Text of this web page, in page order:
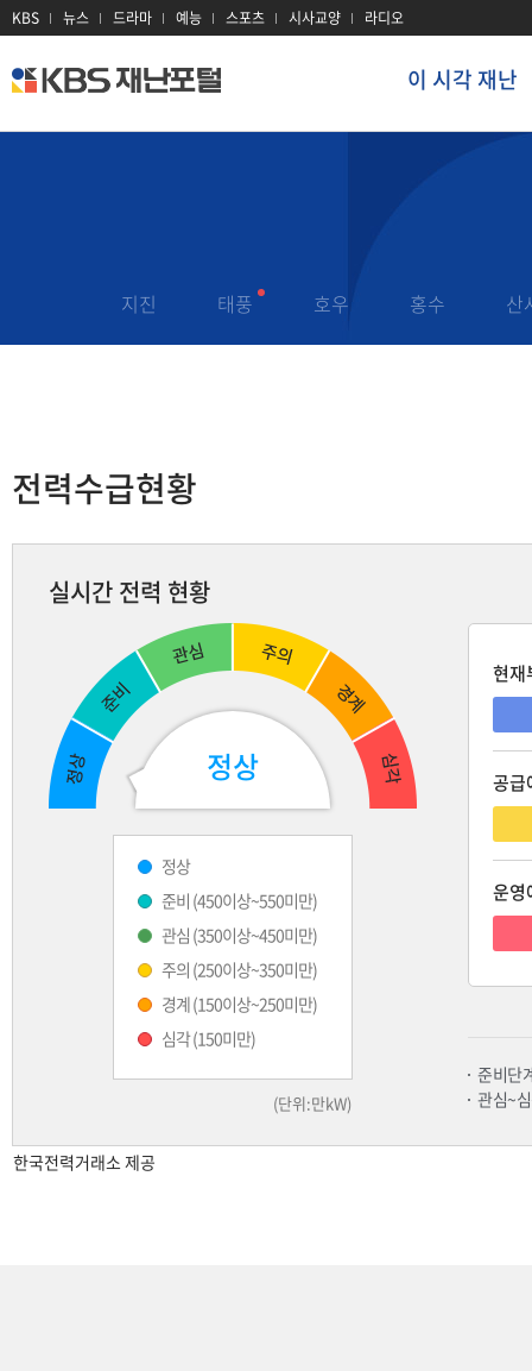
KBS 뉴스 드라마 예능 스포츠 시사교양 라디오
kbs
재
이 시각 재난
호우
대기오염
감염병
재난문자
과거 재난기록
지진 태풍 호우 홍수 산
전력수급현황
실시간 전력 현황
정상
정상
준비 (450이상~550미만)
관심 (350이상~450미만)
주의 (250이상~350미만)
경계 (150이상~250미만)
심각 (150미만)
(단위:만kW)
현재
공급
운영
준비단
관심~
한국전력거래소 제공